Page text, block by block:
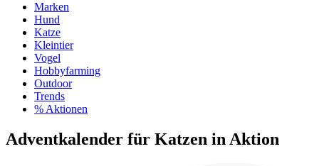
Marken
Hund
Katze
Kleintier
Vogel
Hobbyfarming
Outdoor
Trends
% Aktionen
Adventkalender für Katzen in Aktion